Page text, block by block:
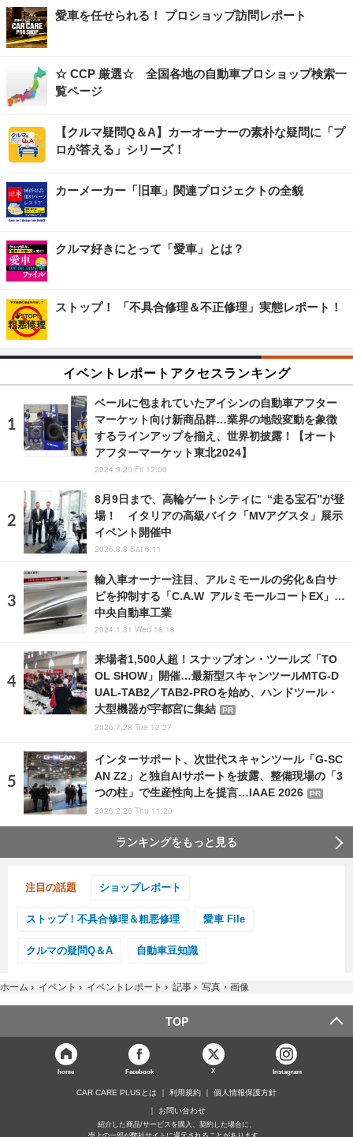
愛車を任せられる！ プロショップ訪問レポート
☆ CCP 厳選☆ 全国各地の自動車プロショップ検索一
覧ページ
【クルマ疑問Q＆A】カーオーナーの素朴な疑問に「プ
ロが答える」シリーズ！
カーメーカー「旧車」関連プロジェクトの全貌
クルマ好きにとって「愛車」とは？
ストップ！ 「不具合修理＆不正修理」実態レポート！
イベントレポートアクセスランキング
ベールに包まれていたアイシンの自動車アフター
マーケット向け新商品群…業界の地殻変動を象徴
するラインアップを揃え、世界初披露！【オート
アフターマーケット東北2024】
2024.9.20 Fri 12:00
8月9日まで、高輪ゲートシティに “走る宝石”が登
場！ イタリアの高級バイク「MVアグスタ」展示
イベント開催中
2026.8.8 Sat 6:11
輸入車オーナー注目、アルミモールの劣化＆白サ
ビを抑制する「C.A.W アルミモールコートEX」…
中央自動車工業
2024.1.31 Wed 18:18
来場者1,500人超！スナップオン・ツールズ「TO
OL SHOW」開催…最新型スキャンツールMTG-D
UAL-TAB2／TAB2-PROを始め、ハンドツール・
大型機器が宇都宮に集結
PR
2026.7.28 Tue 12:27
インターサポート、次世代スキャンツール「G-SC
AN Z2」と独自AIサポートを披露、整備現場の「3
つの柱」で生産性向上を提言…IAAE 2026
PR
2026.2.26 Thu 11:20
ランキングをもっと見る
注目の話題 ショップレポート
ストップ！不具合修理＆粗悪修理 愛車 File
クルマの疑問Q＆A 自動車豆知識
ホーム › イベント › イベントレポート › 記事 › 写真・画像
TOP
home Facebook X Instagram
CAR CARE PLUSとは 利用規約 個人情報保護方針
お問い合わせ
紹介した商品/サービスを購入、契約した場合に、